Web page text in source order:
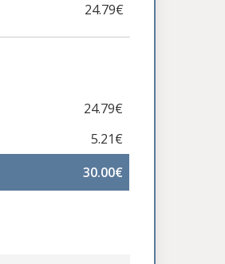
24.79€
24.79€
5.21€
30.00€